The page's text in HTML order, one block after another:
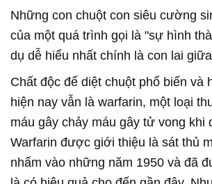
Những con chuột con siêu cường
của một quá trình gọi là "sự hình
dụ dễ hiểu nhất chính là con lai
Chất độc để diệt chuột phổ biến và
hiện nay vẫn là warfarin, một loại
máu gây chảy máu gây tử vong khi
Warfarin được giới thiệu là sát thủ
nhấm vào những năm 1950 và đã